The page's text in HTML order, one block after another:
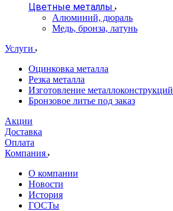
Цветные металлы
Алюминий, дюраль
Медь, бронза, латунь
Услуги
Оцинковка металла
Резка металла
Изготовление металлоконструкций
Бронзовое литье под заказ
Акции
Доставка
Оплата
Компания
О компании
Новости
История
ГОСТы